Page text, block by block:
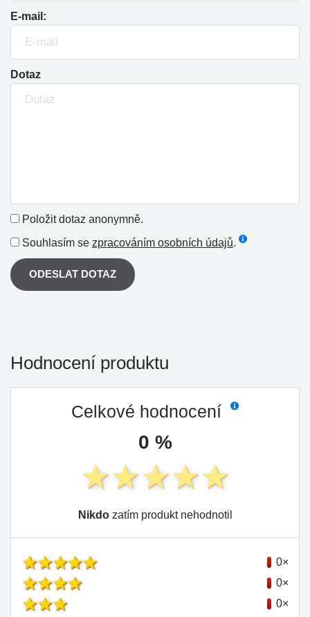
E-mail:
Dotaz
Položit dotaz anonymně.
Souhlasím se zpracováním osobních údajů.
ODESLAT DOTAZ
Hodnocení produktu
Celkové hodnocení
0 %
Nikdozatím produkt nehodnotil
0×
0×
0×